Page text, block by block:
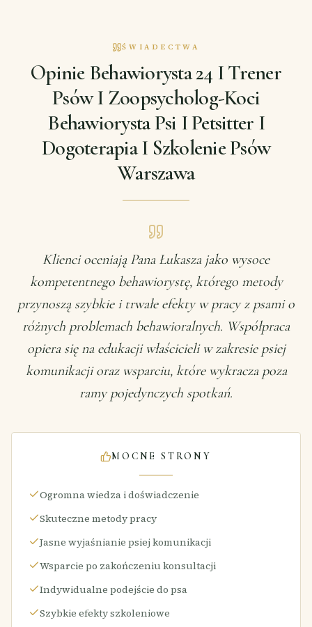
ŚWIADECTWA
Opinie Behawiorysta 24 I Trener
Psów I Zoopsycholog-Koci
Behawiorysta Psi I Petsitter I
Dogoterapia I Szkolenie Psów
Warszawa
Klienci oceniają Pana Łukasza jako wysoce
kompetentnego behawiorystę, którego metody
przynoszą szybkie i trwałe efekty w pracy z psami o
różnych problemach behawioralnych. Współpraca
opiera się na edukacji właścicieli w zakresie psiej
komunikacji oraz wsparciu, które wykracza poza
ramy pojedynczych spotkań.
MOCNE STRONY
Ogromna wiedza i doświadczenie
Skuteczne metody pracy
Jasne wyjaśnianie psiej komunikacji
Wsparcie po zakończeniu konsultacji
Indywidualne podejście do psa
Szybkie efekty szkoleniowe